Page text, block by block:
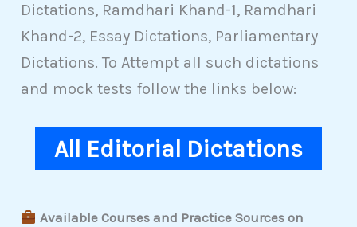
Dictations, Ramdhari Khand-1, Ramdhari
Khand-2, Essay Dictations, Parliamentary
Dictations. To Attempt all such dictations
and mock tests follow the links below:
All Editorial Dictations
Available Courses and Practice Sources on